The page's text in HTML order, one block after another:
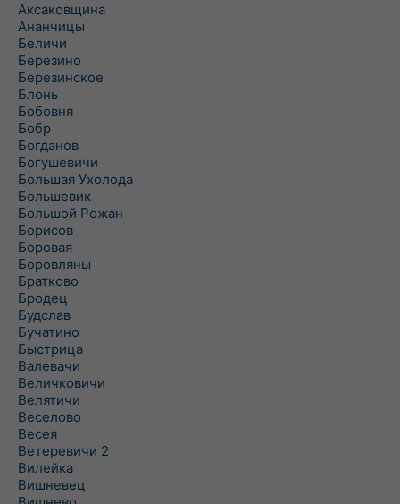
Аксаковщина
Ананчицы
Беличи
Березино
Березинское
Блонь
Бобовня
Бобр
Богданов
Богушевичи
Большая Ухолода
Большевик
Большой Рожан
Борисов
Боровая
Боровляны
Братково
Бродец
Будслав
Бучатино
Быстрица
Валевачи
Величковичи
Велятичи
Веселово
Весея
Ветеревичи 2
Вилейка
Вишневец